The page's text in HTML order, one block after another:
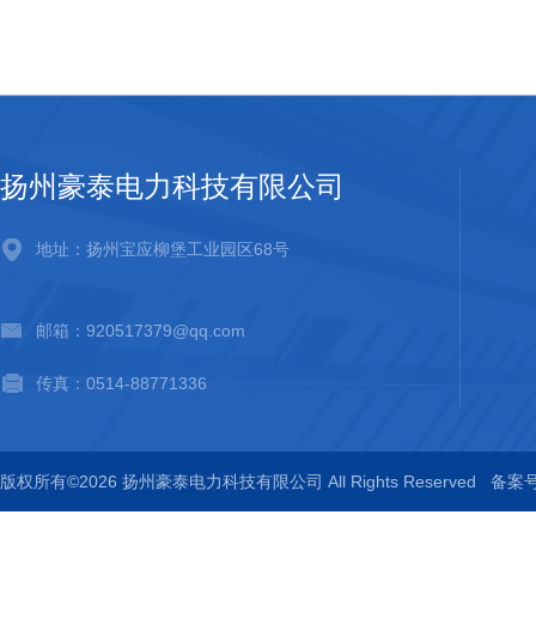
扬州豪泰电力科技有限公司
地址：扬州宝应柳堡工业园区68号
邮箱：920517379@qq.com
传真：0514-88771336
版权所有©2026 扬州豪泰电力科技有限公司 All Rights Reserved 备案